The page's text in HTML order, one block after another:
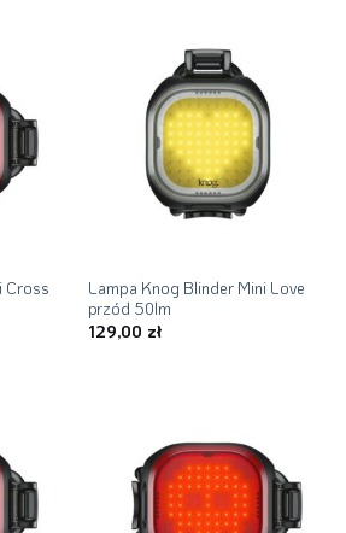
Cross
Lampa Knog Blinder Mini Love
przód 50lm
129,00 zł